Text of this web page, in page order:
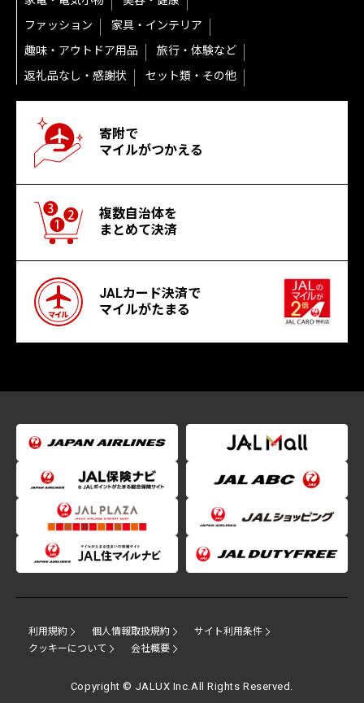
ファッション
家具・インテリア
趣味・アウトドア用品
旅行・体験など
返礼品なし・感謝状
セット類・その他
寄附で
マイルがつかえる
複数自治体を
まとめて決済
JALカード決済で
マイルがたまる
利用規約 個人情報取扱規約
サイト利用条件
クッキーについて
会社概要
Copyright © JALUX Inc.All Rights Reserved.